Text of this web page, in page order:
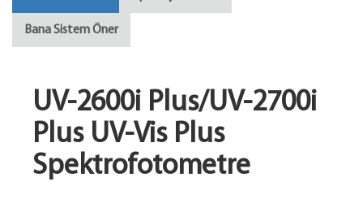
Bana Sistem Öner
UV-2600i Plus/UV-2700i
Plus UV-Vis Plus
Spektrofotometre